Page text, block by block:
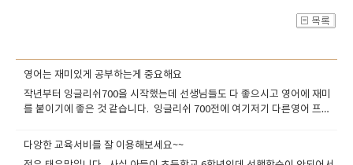
영어는 재미있게 공부하는게 중요해요
작년부터 잉글리쉬700을 시작했는데 선생님들도 다 좋으시고 영어에 재미
를 붙이기에 좋은 것 같습니다. 잉글리쉬 700전에 여기저기 다른영어 프로
으면서 공부한곳은 없는거 같습니다 이 학원에서 공부한 친구의 도움으로
다앙한 교육서비를 잘 이용해보세요~~